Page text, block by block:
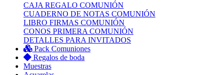
CAJA REGALO COMUNIÓN
CUADERNO DE NOTAS COMUNIÓN
LIBRO FIRMAS COMUNIÓN
CONOS PRIMERA COMUNIÓN
DETALLES PARA INVITADOS
Pack Comuniones
Regalos de boda
Muestras